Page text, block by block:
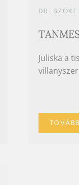
DR.
Juliska a
TOVÁBB